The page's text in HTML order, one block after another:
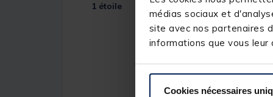
médias sociaux et
site avec nos partenaires
informations que vous
Cookies nécessaires
1 étoile